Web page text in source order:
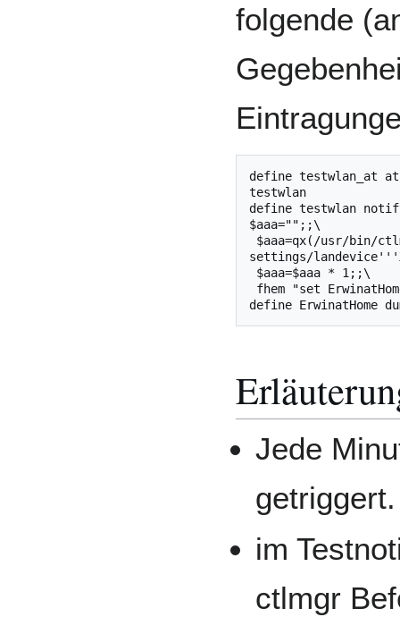
folgende
define testwlan_at
testwlan
define testwlan
$aaa="";;\
settings/
Jede
getriggert.
im
ctlmgr